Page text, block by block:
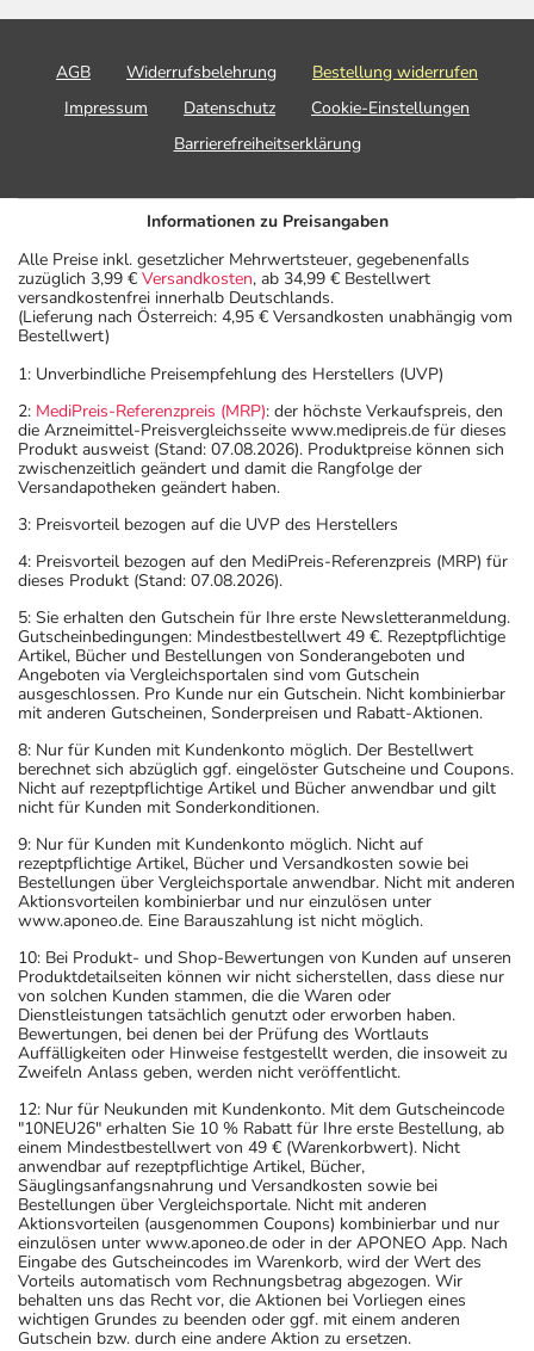
AGB Widerrufsbelehrung
Bestellung widerrufen
Impressum
Datenschutz
Cookie-Einstellungen
Barrierefreiheitserklärung
Informationen zu Preisangaben
Alle Preise inkl. gesetzlicher Mehrwertsteuer, gegebenenfalls
zuzüglich 3,99 € Versandkosten, ab 34,99 € Bestellwert
versandkostenfrei innerhalb Deutschlands.
(Lieferung nach Österreich: 4,95 € Versandkosten unabhängig vom
Bestellwert)
1: Unverbindliche Preisempfehlung des Herstellers (UVP)
2: MediPreis-Referenzpreis (MRP): der höchste Verkaufspreis, den
die Arzneimittel-Preisvergleichsseite www.medipreis.de für dieses
Produkt ausweist (Stand: 07.08.2026). Produktpreise können sich
zwischenzeitlich geändert und damit die Rangfolge der
Versandapotheken geändert haben.
3: Preisvorteil bezogen auf die UVP des Herstellers
4: Preisvorteil bezogen auf den MediPreis-Referenzpreis (MRP) für
dieses Produkt (Stand: 07.08.2026).
5: Sie erhalten den Gutschein für Ihre erste Newsletteranmeldung.
Gutscheinbedingungen: Mindestbestellwert 49 €. Rezeptpflichtige
Artikel, Bücher und Bestellungen von Sonderangeboten und
Angeboten via Vergleichsportalen sind vom Gutschein
ausgeschlossen. Pro Kunde nur ein Gutschein. Nicht kombinierbar
mit anderen Gutscheinen, Sonderpreisen und Rabatt-Aktionen.
8: Nur für Kunden mit Kundenkonto möglich. Der Bestellwert
berechnet sich abzüglich ggf. eingelöster Gutscheine und Coupons.
Nicht auf rezeptpflichtige Artikel und Bücher anwendbar und gilt
nicht für Kunden mit Sonderkonditionen.
9: Nur für Kunden mit Kundenkonto möglich. Nicht auf
rezeptpflichtige Artikel, Bücher und Versandkosten sowie bei
Bestellungen über Vergleichsportale anwendbar. Nicht mit anderen
Aktionsvorteilen kombinierbar und nur einzulösen unter
www.aponeo.de. Eine Barauszahlung ist nicht möglich.
10: Bei Produkt- und Shop-Bewertungen von Kunden auf unseren
Produktdetailseiten können wir nicht sicherstellen, dass diese nur
von solchen Kunden stammen, die die Waren oder
Dienstleistungen tatsächlich genutzt oder erworben haben.
Bewertungen, bei denen bei der Prüfung des Wortlauts
Auffälligkeiten oder Hinweise festgestellt werden, die insoweit zu
Zweifeln Anlass geben, werden nicht veröffentlicht.
12: Nur für Neukunden mit Kundenkonto. Mit dem Gutscheincode
"10NEU26" erhalten Sie 10 % Rabatt für Ihre erste Bestellung, ab
einem Mindestbestellwert von 49 € (Warenkorbwert). Nicht
anwendbar auf rezeptpflichtige Artikel, Bücher,
Säuglingsanfangsnahrung und Versandkosten sowie bei
Bestellungen über Vergleichsportale. Nicht mit anderen
Aktionsvorteilen (ausgenommen Coupons) kombinierbar und nur
einzulösen unter www.aponeo.de oder in der APONEO App. Nach
Eingabe des Gutscheincodes im Warenkorb, wird der Wert des
Vorteils automatisch vom Rechnungsbetrag abgezogen. Wir
behalten uns das Recht vor, die Aktionen bei Vorliegen eines
wichtigen Grundes zu beenden oder ggf. mit einem anderen
Gutschein bzw. durch eine andere Aktion zu ersetzen.